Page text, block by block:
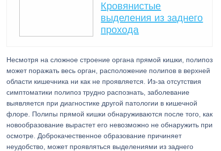
Кровянистые
выделения из заднего
прохода
Несмотря на сложное строение органа прямой кишки, полипоз
может поражать весь орган, расположение полипов в верхней
области кишечника ни как не проявляется. Из-за отсутствия
симптоматики полипоз трудно распознать, заболевание
выявляется при диагностике другой патологии в кишечной
флоре. Полипы прямой кишки обнаруживаются после того, как
новообразование вырастет его невозможно не обнаружить при
осмотре. Доброкачественное образование причиняет
неудобство, может проявляться выделениями из заднего